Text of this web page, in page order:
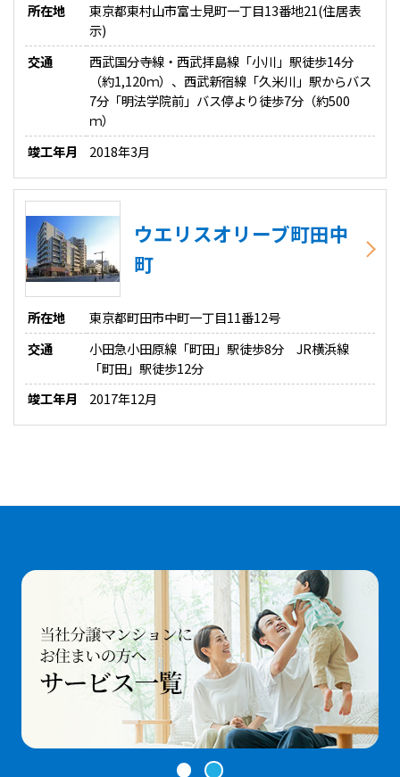
所在地
東京都東村山市富士見町一丁目13番地21(住居表
示)
交通
西武国分寺線・西武拝島線「小川」駅徒歩14分
（約1,120ｍ）、西武新宿線「久米川」駅からバス
7分「明法学院前」バス停より徒歩7分（約500
ｍ）
竣工年月
2018年3月
ウエリスオリーブ町田中
町
所在地
東京都町田市中町一丁目11番12号
交通
小田急小田原線「町田」駅徒歩8分 JR横浜線
「町田」駅徒歩12分
竣工年月
2017年12月